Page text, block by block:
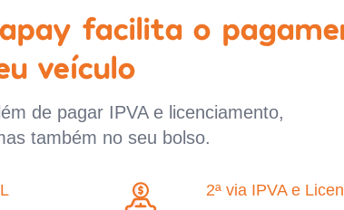
facilita o
veículo
de pagar IPVA e licenciamento,
também no seu bolso.
2ª via IPVA e